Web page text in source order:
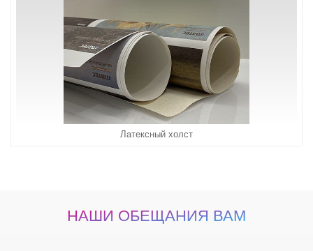
Латексный холст
НАШИ ОБЕЩАНИЯ ВАМ